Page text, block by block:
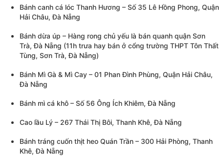
Bánh canh cá lóc Thanh Hương – Số 35 Lê Hồng Phong, Quận
Hải Châu, Đà Nẵng
Bánh dừa úp – Hàng rong chủ yếu là bán quanh quận Sơn
Trà, Đà Nẵng (11h trưa hay bán ở cổng trường THPT Tôn Thất
Tùng, Sơn Trà, Đà Nẵng)
Bánh Mì Gà & Mì Cay – 01 Phan Đình Phùng, Quận Hải Châu,
Đà Nẵng
Bánh mì cá khô – Số 56 Ông Ích Khiêm, Đà Nẵng
Cao lầu Lý – 267 Thái Thị Bôi, Thanh Khê, Đà Nẵng
Bánh tráng cuốn thịt heo Quán Trần – 300 Hải Phòng, Thanh
Khê, Đà Nẵng